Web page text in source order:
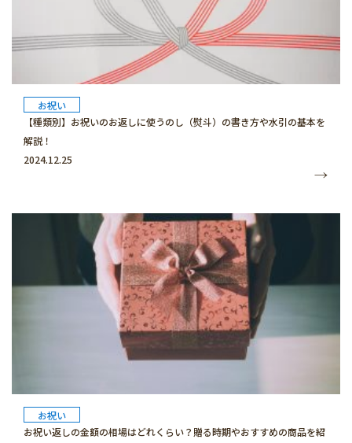
お祝い
【種類別】お祝いのお返しに使うのし（熨斗）の書き方や水引の基本を
解説！
2024.12.25
お祝い
お祝い返しの金額の相場はどれくらい？贈る時期やおすすめの商品を紹